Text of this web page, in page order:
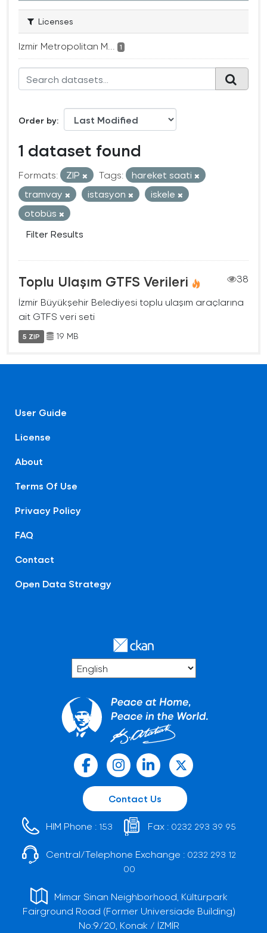
Licenses
Izmir Metropolitan M... 1
Order by
1 dataset found
Formats: ZIP Tags:
hareket saati
tramvay
istasyon
iskele
otobüs
Filter Results
Toplu Ulaşım GTFS Verileri
38
İzmir Büyükşehir Belediyesi toplu ulaşım araçlarına
ait GTFS veri seti
5 ZIP 19 MB
User Guide
License
About
Terms Of Use
Privacy Policy
FAQ
Contact
Open Data Strategy
Contact Us
HIM Phone : 153 Fax : 0232 293 39 95
Central/Telephone Exchange : 0232 293 12
00
Mimar Sinan Neighborhood, Kültürpark
Fairground Road (Former Universiade Building)
No:9/20, Konak / İZMİR